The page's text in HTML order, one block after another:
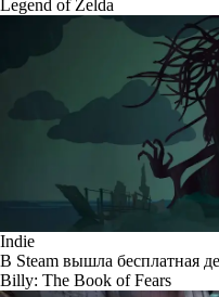
Legend of Zelda
Indie
В Steam вышла бесплатная
Billy: The Book of Fears